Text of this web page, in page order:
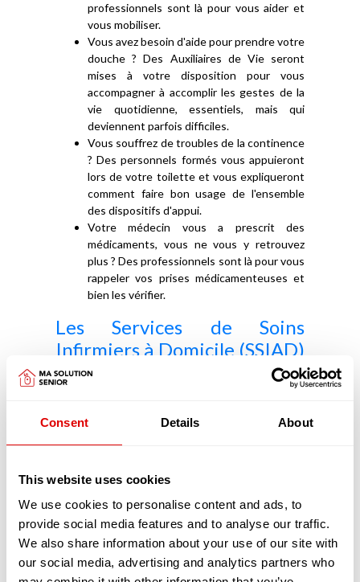
Consent Details About
This website uses cookies
We use cookies to personalise content and ads, to
provide social media features and to analyse our traffic.
We also share information about your use of our site with
our social media, advertising and analytics partners who
professionnels sont là pour vous aider et
vous mobiliser.
Vous avez besoin d'aide pour prendre votre
douche ? Des Auxiliaires de Vie seront
mises à votre disposition pour vous
accompagner à accomplir les gestes de la
vie quotidienne, essentiels, mais qui
deviennent parfois difficiles.
Vous souffrez de troubles de la continence
? Des personnels formés vous appuieront
lors de votre toilette et vous expliqueront
comment faire bon usage de l'ensemble
des dispositifs d'appui.
Votre médecin vous a prescrit des
médicaments, vous ne vous y retrouvez
plus ? Des professionnels sont là pour vous
rappeler vos prises médicamenteuses et
bien les vérifier.
Les Services de Soins
Infirmiers à Domicile (SSIAD)
vous appuient dans vos soins
Les SSIAD ont pour objectifs de prévenir la perte
d'autonomie, d'éviter une hospitalisation ou d'en
aussi l'entrée en EHPAD.
Principalement constitués d'infirmiers et d'aides-
soignants diplômés les SSIAD réalisent, pour
votre confort, de nombreux actes, chez vous :
Vous avez besoin de préparer vos
médicaments ou de les prendre ?